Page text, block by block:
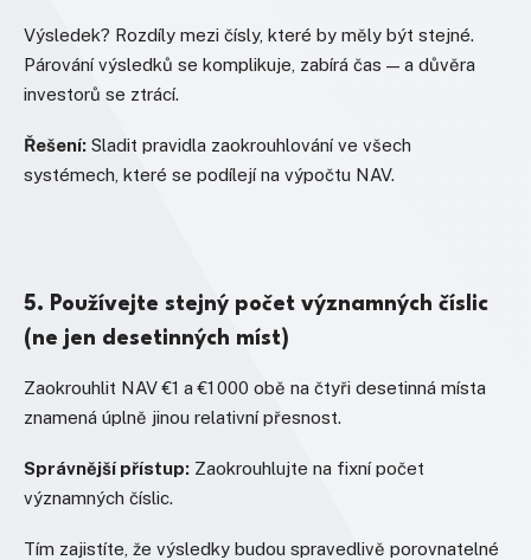
Výsledek? Rozdíly mezi čísly, které by měly být stejné.
Párování výsledků se komplikuje, zabírá čas — a důvěra
investorů se ztrácí.
Řešení: Sladit pravidla zaokrouhlování ve všech
systémech, které se podílejí na výpočtu NAV.
5. Používejte stejný počet významných číslic
(ne jen desetinných míst)
Zaokrouhlit NAV €1 a €1 000 obě na čtyři desetinná místa
znamená úplně jinou relativní přesnost.
Správnější přístup: Zaokrouhlujte na fixní počet
významných číslic.
Tím zajistíte, že výsledky budou spravedlivě porovnatelné